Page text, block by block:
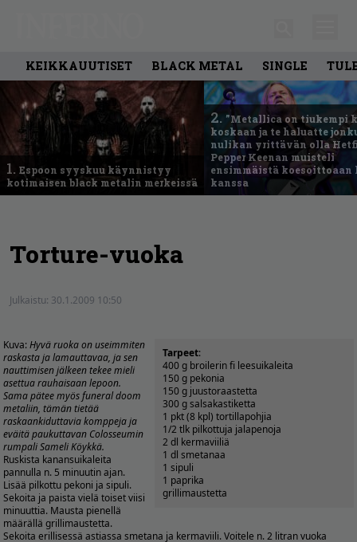
KEIKKAUUTISET BLACK METAL SINGLE
1. Espoon syyskuu käynnistyy
kotimaisen black metalin merkeissä
2. ”Metallica on tiukempi
koskaan ja te haluatte
nulikan yrittävän olla
Pepper Keenan muisteli
ensimmäistä
kanssa
Torture-vuoka
Julkaistu: 30.1.2009 10:50
Kuva:
Tarpeet:
400 g broilerin fi leesuikaleita
150 g pekonia
150 g juustoraastetta
300 g salsakastiketta
1 pkt (8 kpl) tortillapohjia
1/2 tlk pilkottuja jalapenoja
2 dl kermaviiliä
1 dl smetanaa
1 sipuli
1 paprika
grillimaustetta
Hyvä ruoka on useimmiten
raskasta ja lamauttavaa, ja sen
nauttimisen jälkeen tekee mieli
asettua rauhaisaan lepoon.
Sama pätee myös funeral doom
metaliin, tämän tietää
raskaankiduttavia komppeja ja
eväitä paukuttavan Colosseumin
rumpali Sameli Köykkä.
Ruskista kanansuikaleita
pannulla n. 5 minuutin ajan.
Lisää pilkottu pekoni ja sipuli.
Sekoita ja paista vielä toiset viisi
minuuttia. Mausta pienellä
määrällä grillimaustetta.
Sekoita erillisessä astiassa smetana ja kermaviili. Voitele n. 2 litran vuoka